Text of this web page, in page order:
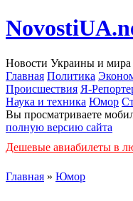
Новости Украины и мира
Главная Политика
Происшествия Я-
Наука и техника Юмор
Вы просматриваете
полную версию сайта
Дешевые авиабилеты в
Главная » Юмор